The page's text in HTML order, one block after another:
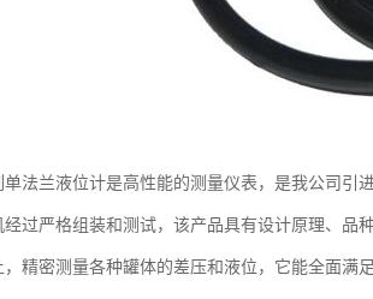
单法兰液位计是高性能的测量仪表，是我公司引
经过严格组装和测试，该产品具有设计原理、品
，精密测量各种罐体的差压和液位，它能全面满